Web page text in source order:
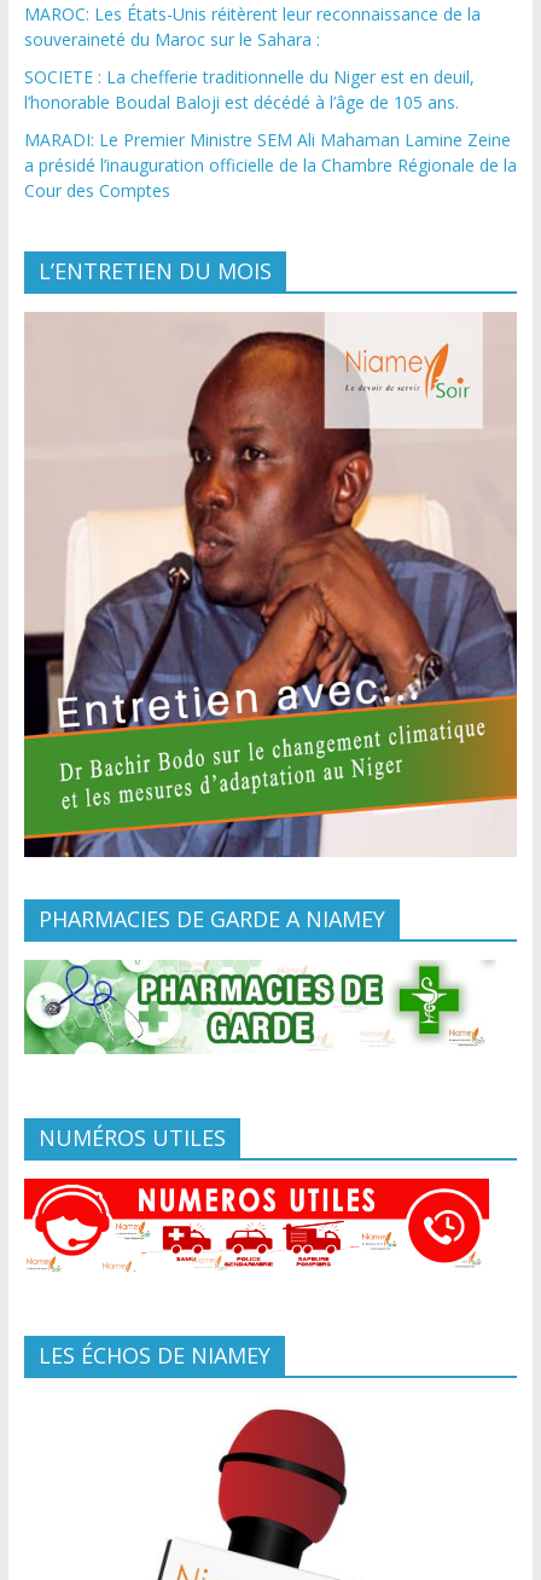
MAROC: Les États-Unis réitèrent leur reconnaissance de la
souveraineté du Maroc sur le Sahara :
SOCIETE : La chefferie traditionnelle du Niger est en deuil,
l’honorable Boudal Baloji est décédé à l’âge de 105 ans.
MARADI: Le Premier Ministre SEM Ali Mahaman Lamine Zeine
a présidé l’inauguration officielle de la Chambre Régionale de la
Cour des Comptes
L’ENTRETIEN DU MOIS
PHARMACIES DE GARDE A NIAMEY
NUMÉROS UTILES
LES ÉCHOS DE NIAMEY